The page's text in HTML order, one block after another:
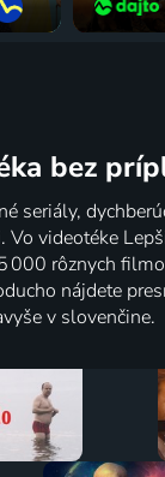
bez
seriály,
Vo videotéke
000 rôznych
nájdete
v slovenčine.